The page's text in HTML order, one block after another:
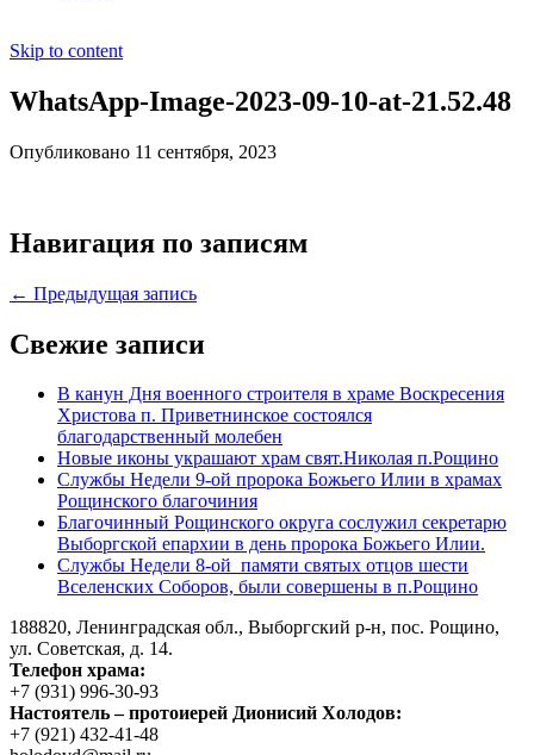
Skip to content
WhatsApp-Image-2023-09-10-at-21.52.48
Опубликовано 11 сентября, 2023
Навигация по записям
← Предыдущая запись
Свежие записи
В канун Дня военного строителя в храме Воскресения
Христова п. Приветнинское состоялся
благодарственный молебен
Новые иконы украшают храм свят.Николая п.Рощино
Службы Недели 9-ой пророка Божьего Илии в храмах
Рощинского благочиния
Благочинный Рощинского округа сослужил секретарю
Выборгской епархии в день пророка Божьего Илии.
Службы Недели 8-ой памяти святых отцов шести
Вселенских Соборов, были совершены в п.Рощино
188820, Ленинградская обл., Выборгский р-н, пос. Рощино,
ул. Советская, д. 14.
Телефон храма:
+7 (931) 996-30-93
Настоятель – протоиерей Дионисий Холодов:
+7 (921) 432-41-48